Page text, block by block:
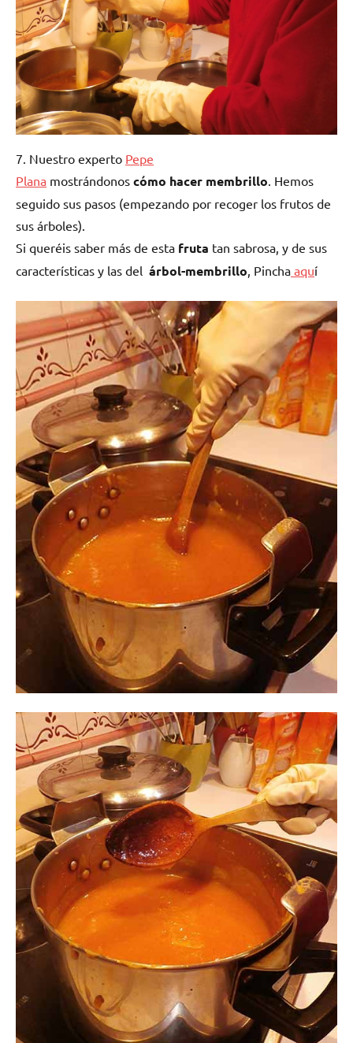
7. Nuestro experto Pepe
Plana mostrándonos cómo hacer membrillo . Hemos
seguido sus pasos (empezando por recoger los frutos de
sus árboles).
Si queréis saber más de esta fruta tan sabrosa, y de sus
características y las del árbol-membrillo , Pincha aquí